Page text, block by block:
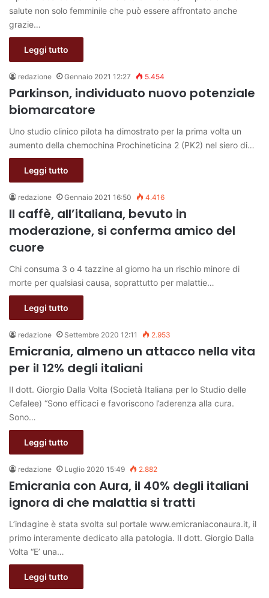
salute non solo femminile che può essere affrontato anche
grazie…
Leggi tutto
redazione Gennaio 2021 12:27 5.454
Parkinson, individuato nuovo potenziale
biomarcatore
Uno studio clinico pilota ha dimostrato per la prima volta un
aumento della chemochina Prochineticina 2 (PK2) nel siero di…
Leggi tutto
redazione Gennaio 2021 16:50 4.416
Il caffè, all’italiana, bevuto in
moderazione, si conferma amico del
cuore
Chi consuma 3 o 4 tazzine al giorno ha un rischio minore di
morte per qualsiasi causa, soprattutto per malattie…
Leggi tutto
redazione Settembre 2020 12:11 2.953
Emicrania, almeno un attacco nella vita
per il 12% degli italiani
Il dott. Giorgio Dalla Volta (Società Italiana per lo Studio delle
Cefalee) “Sono efficaci e favoriscono l’aderenza alla cura.
Sono…
Leggi tutto
redazione Luglio 2020 15:49 2.882
Emicrania con Aura, il 40% degli italiani
ignora di che malattia si tratti
L’indagine è stata svolta sul portale www.emicraniaconaura.it, il
primo interamente dedicato alla patologia. Il dott. Giorgio Dalla
Volta “E’ una…
Leggi tutto